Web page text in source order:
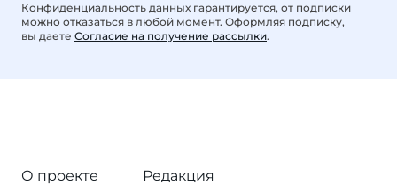
Конфиденциальность данных гарантируется, от подписки
можно отказаться в любой момент. Оформляя подписку,
вы даете Согласие на получение рассылки.
О проекте
Редакция